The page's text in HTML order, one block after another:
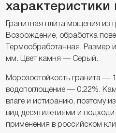
Гранитная плита мощения из
Возрождение, обработка
Термообработанная. Размер
мм. Цвет камня — Серый.
Морозостойкость гранита —
водопоглощение — 0.22%.
влаге и истиранию, поэтому
вид десятилетиями и
применения в российском